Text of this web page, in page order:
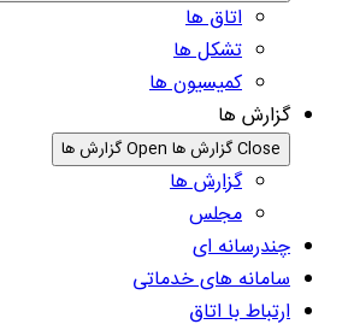
اتاق ها
تشکل ها
کمیسیون ها
گزارش ها
Close گزارش ها Open گزارش ها
گزارش ها
مجلس
چندرسانه ای
سامانه های خدماتی
ارتباط با اتاق